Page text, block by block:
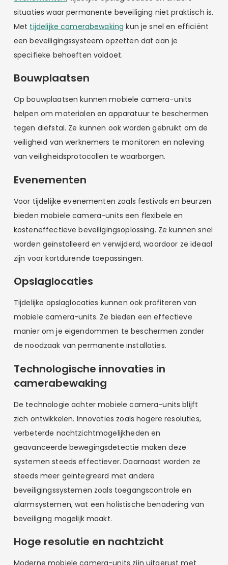
situaties waar permanente beveiliging niet praktisch is.
Met tijdelijke camerabewaking kun je snel en efficiënt
een beveiligingssysteem opzetten dat aan je
specifieke behoeften voldoet.
Bouwplaatsen
Op bouwplaatsen kunnen mobiele camera-units
helpen om materialen en apparatuur te beschermen
tegen diefstal. Ze kunnen ook worden gebruikt om de
veiligheid van werknemers te monitoren en naleving
van veiligheidsprotocollen te waarborgen.
Evenementen
Voor tijdelijke evenementen zoals festivals en beurzen
bieden mobiele camera-units een flexibele en
kosteneffectieve beveiligingsoplossing. Ze kunnen snel
worden geïnstalleerd en verwijderd, waardoor ze ideaal
zijn voor kortdurende toepassingen.
Opslaglocaties
Tijdelijke opslaglocaties kunnen ook profiteren van
mobiele camera-units. Ze bieden een effectieve
manier om je eigendommen te beschermen zonder
de noodzaak van permanente installaties.
Technologische innovaties in
camerabewaking
De technologie achter mobiele camera-units blijft
zich ontwikkelen. Innovaties zoals hogere resoluties,
verbeterde nachtzichtmogelijkheden en
geavanceerde bewegingsdetectie maken deze
systemen steeds effectiever. Daarnaast worden ze
steeds meer geïntegreerd met andere
beveiligingssystemen zoals toegangscontrole en
alarmsystemen, wat een holistische benadering van
beveiliging mogelijk maakt.
Hoge resolutie en nachtzicht